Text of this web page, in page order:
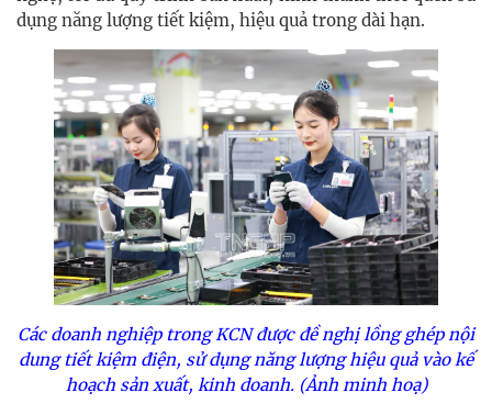
dụng năng lượng tiết kiệm, hiệu quả trong dài hạn.
Các doanh nghiệp trong KCN được đề nghị lồng ghép nội
dung tiết kiệm điện, sử dụng năng lượng hiệu quả vào kế
hoạch sản xuất, kinh doanh. (Ảnh minh hoạ)